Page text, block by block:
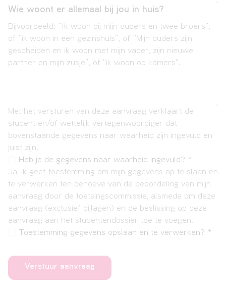
Wie woont er allemaal bij jou in huis?
Bijvoorbeeld: “Ik woon bij mijn ouders en twee broers”,
of “ik woon in een gezinshuis”, of “Mijn ouders zijn
gescheiden en ik woon met mijn vader, zijn nieuwe
partner en mijn zusje”, of "ik woon op kamers".
Met het versturen van deze aanvraag verklaart de
student en/of wettelijk vertegenwoordiger dat
bovenstaande gegevens naar waarheid zijn ingevuld en
juist zijn.
Heb je de gegevens naar waarheid ingevuld? *
Ja, ik geef toestemming om mijn gegevens op te slaan en
te verwerken ten behoeve van de beoordeling van mijn
aanvraag door de toetsingscommissie, alsmede om deze
aanvraag (exclusief bijlagen) en de beslissing op deze
aanvraag aan het studentendossier toe te voegen.
Toestemming gegevens opslaan en te verwerken? *